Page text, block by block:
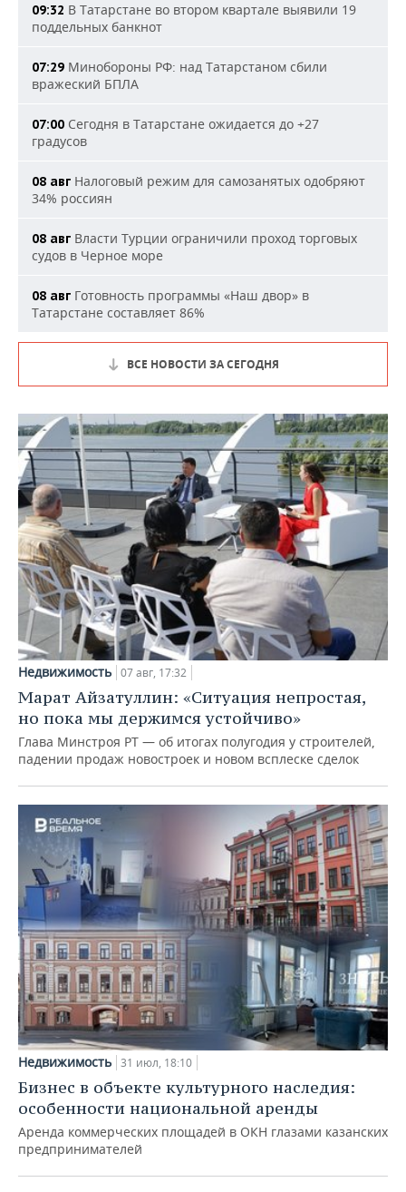
09:32 В Татарстане во втором квартале выявили 19
поддельных банкнот
07:29 Минобороны РФ: над Татарстаном сбили
вражеский БПЛА
07:00 Сегодня в Татарстане ожидается до +27
градусов
08 авг Налоговый режим для самозанятых одобряют
34% россиян
08 авг Власти Турции ограничили проход торговых
судов в Черное море
08 авг Готовность программы «Наш двор» в
Татарстане составляет 86%
ВСЕ НОВОСТИ ЗА СЕГОДНЯ
Недвижимость 07 авг, 17:32
Марат Айзатуллин: «Ситуация непростая,
но пока мы держимся устойчиво»
Глава Минстроя РТ — об итогах полугодия у строителей,
падении продаж новостроек и новом всплеске сделок
Недвижимость 31 июл, 18:10
Бизнес в объекте культурного наследия:
особенности национальной аренды
Аренда коммерческих площадей в ОКН глазами казанских
предпринимателей